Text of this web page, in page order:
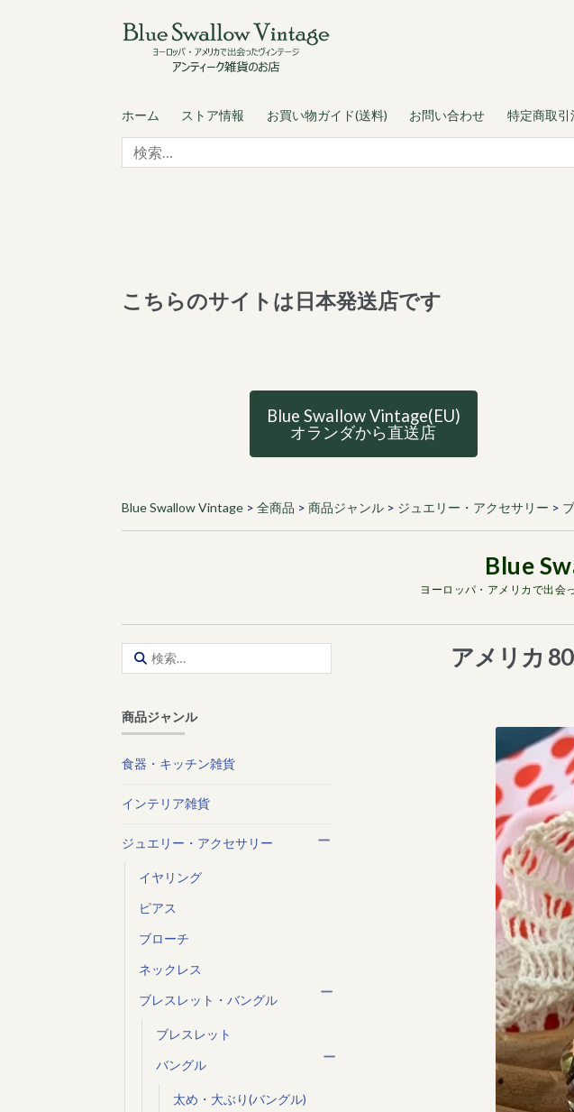
to
navigation
to
content
ホーム ストア情報 お買い物ガイド(送料) お問い合わせ 特定商取引
検
索:
こちらのサイトは日本発送店です
Blue Swallow Vintage(EU)
オランダから直送店
Blue Swallow Vintage> 全商品 > 商品ジャンル> ジュエリー・アクセサリー >
ヨーロッパ・アメリカで出会
アメリカ
索:
商品ジャンル
食器・キッチン雑貨
インテリア雑貨
ジュエリー・アクセサリー
イヤリング
ピアス
ブローチ
ネックレス
ブレスレット・バングル
ブレスレット
バングル
太め・大ぶり(バングル)